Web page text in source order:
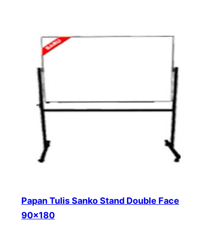
Papan Tulis Sanko Stand Double Face
90×180